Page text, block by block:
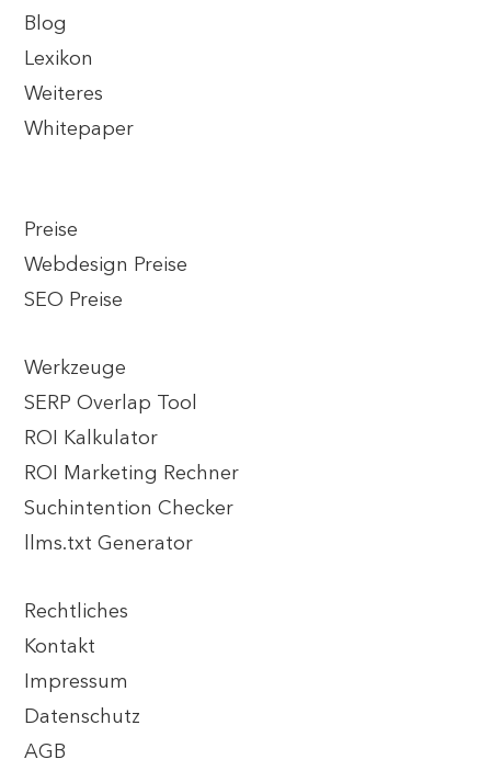
Blog
Lexikon
Weiteres
Whitepaper
Preise
Webdesign Preise
SEO Preise
Werkzeuge
SERP Overlap Tool
ROI Kalkulator
ROI Marketing Rechner
Suchintention Checker
llms.txt Generator
Rechtliches
Kontakt
Impressum
Datenschutz
AGB